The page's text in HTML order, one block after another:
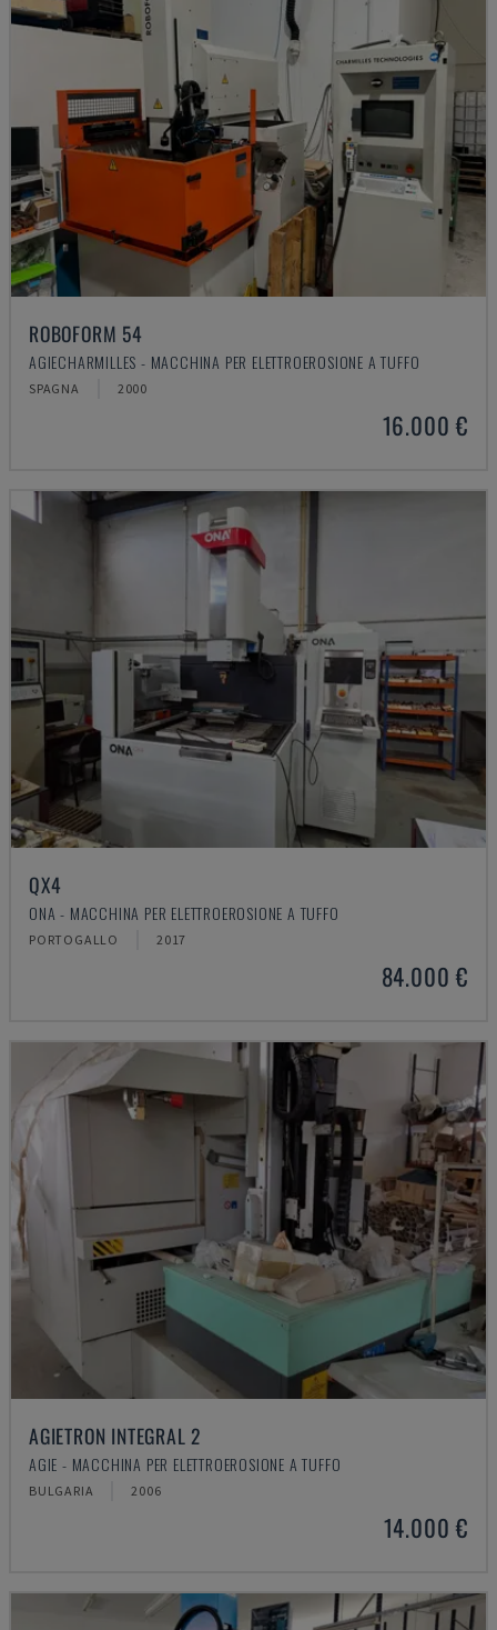
ROBOFORM 54
AGIECHARMILLES - MACCHINA PER ELETTROEROSIONE A TUFFO
SPAGNA 2000
16.000 €
QX4
ONA - MACCHINA PER ELETTROEROSIONE A TUFFO
PORTOGALLO 2017
84.000 €
AGIETRON INTEGRAL 2
AGIE - MACCHINA PER ELETTROEROSIONE A TUFFO
BULGARIA 2006
14.000 €